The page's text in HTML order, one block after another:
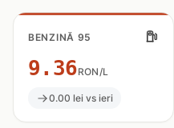
BENZINĂ 95
9.36RON/L
0.00 lei vs ieri